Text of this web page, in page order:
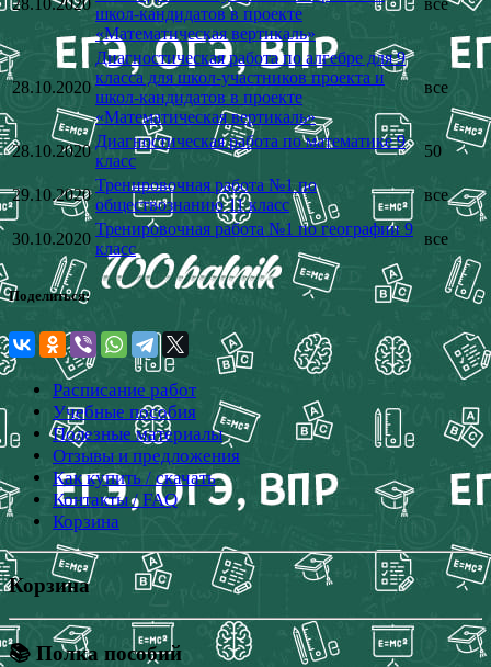
28.10.2020
школ-кандидатов в проекте
«Математическая вертикаль»
все
28.10.2020
Диагностическая работа по алгебре для 9
класса для школ-участников проекта и
школ-кандидатов в проекте
«Математическая вертикаль»
все
28.10.2020
Диагностическая работа по математике 9
класс
50
29.10.2020
Тренировочная работа №1 по
обществознанию 11 класс
все
30.10.2020
Тренировочная работа №1 по географии 9
класс
все
Поделиться:
Расписание работ
Учебные пособия
Полезные материалы
Отзывы и предложения
Как купить / скачать
Контакты / FAQ
Корзина
Корзина
📚 Полка пособий